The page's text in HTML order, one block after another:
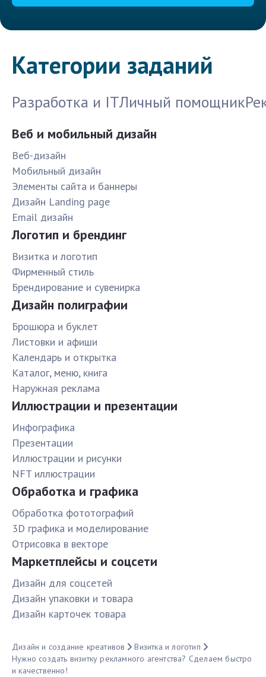
Категории заданий
Разработка и ITЛичный помощник
Веб и мобильный дизайн
Веб-дизайн
Мобильный дизайн
Элементы сайта и баннеры
Дизайн Landing page
Email дизайн
Логотип и брендинг
Визитка и логотип
Фирменный стиль
Брендирование и сувенирка
Дизайн полиграфии
Брошюра и буклет
Листовки и афиши
Календарь и открытка
Каталог, меню, книга
Наружная реклама
Иллюстрации и презентации
Инфографика
Презентации
Иллюстрации и рисунки
NFT иллюстрации
Обработка и графика
Обработка фототографий
3D графика и моделирование
Отрисовка в векторе
Маркетплейсы и соцсети
Дизайн для соцсетей
Дизайн упаковки и товара
Дизайн карточек товара
Дизайн и создание креативов
Визитка и логотип
Нужно создать визитку рекламного агентства? Сделаем быстро
и качественно!